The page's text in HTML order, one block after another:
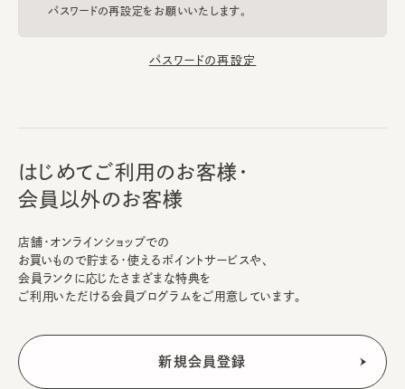
パスワードの再設定をお願いいたします。
パスワードの再設定
はじめてご利用のお客様・
会員以外のお客様
店舗・オンラインショップでの
お買いもので貯まる・使えるポイントサービスや、
会員ランクに応じたさまざまな特典を
ご利用いただける会員プログラムをご用意しています。